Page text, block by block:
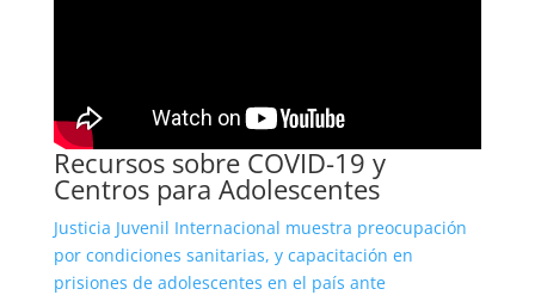
Recursos sobre COVID-19 y
Centros para Adolescentes
Justicia Juvenil Internacional muestra preocupación
por condiciones sanitarias, y capacitación en
prisiones de adolescentes en el país ante